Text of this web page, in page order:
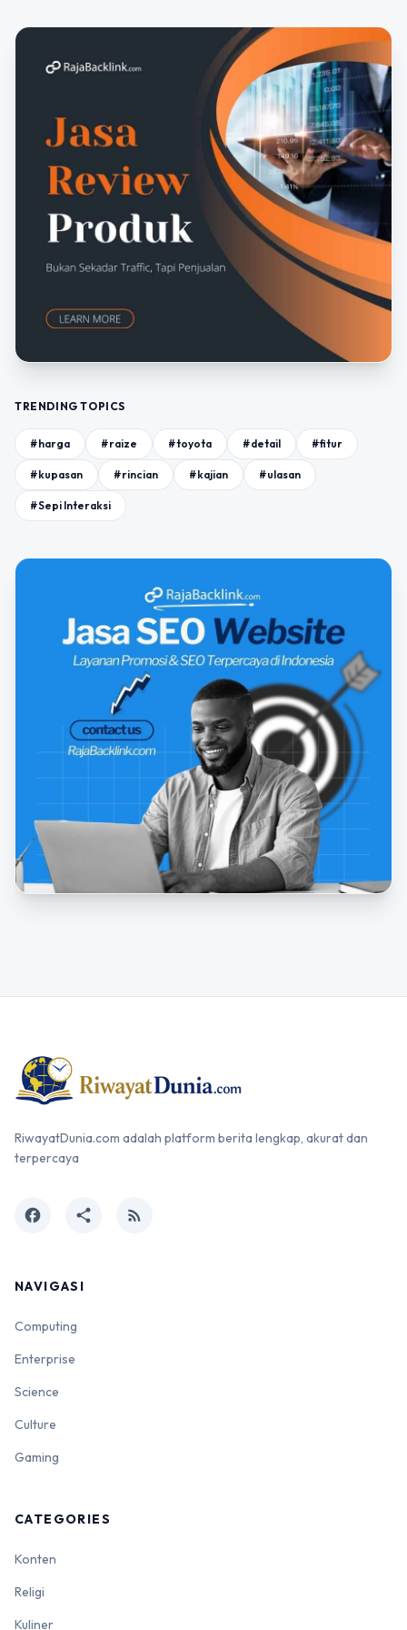
TRENDING TOPICS
#harga #raize #toyota #detail #fitur
#kupasan #rincian #kajian #ulasan
#Sepi Interaksi
RiwayatDunia.com adalah platform berita lengkap, akurat dan
terpercaya
facebook share rss_feed
NAVIGASI
Computing
Enterprise
Science
Culture
Gaming
CATEGORIES
Konten
Religi
Kuliner